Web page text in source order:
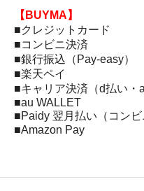
【BUYMA】
■クレジットカード
■コンビニ決済
■銀行振込（Pay-easy）
■楽天ペイ
■キャリア決済（d払い・
■au WALLET
■Paidy 翌月払い（コンビ
■Amazon Pay